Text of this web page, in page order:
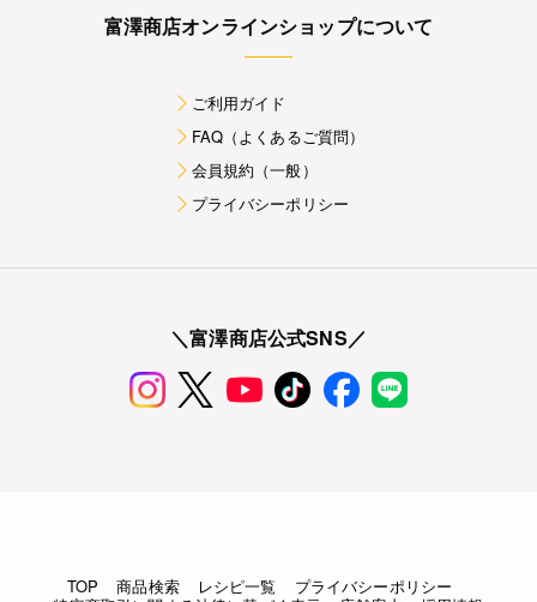
富澤商店オンラインショップについて
ご利用ガイド
FAQ（よくあるご質問）
会員規約（一般）
プライバシーポリシー
＼富澤商店公式SNS／
TOP 商品検索 レシピ一覧
プライバシーポリシー